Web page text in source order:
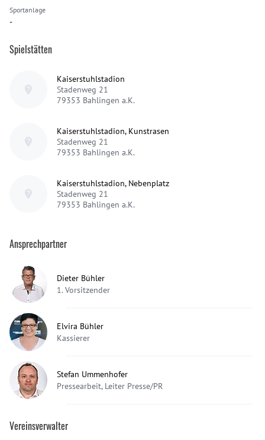
Sportanlage
-
Spielstätten
Kaiserstuhlstadion
Stadenweg 21
79353 Bahlingen a.K.
Kaiserstuhlstadion, Kunstrasen
Stadenweg 21
79353 Bahlingen a.K.
Kaiserstuhlstadion, Nebenplatz
Stadenweg 21
79353 Bahlingen a.K.
Ansprechpartner
Dieter Bühler
1. Vorsitzender
Elvira Bühler
Kassierer
Stefan Ummenhofer
Pressearbeit, Leiter Presse/PR
Vereinsverwalter